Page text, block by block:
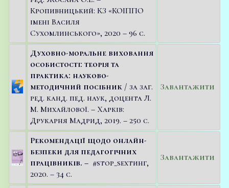
Кропивницький: КЗ «КОІППО
імені Василя
Сухомлинського», 2020 – 96 с.
Духовно-моральне виховання
особистості: теорія та
практика: науково-
методичний посібник / за заг.
ред. канд. пед. наук, доцента Л.
М. Михайлової. – Харків:
Друкарня Мадрид, 2019. – 250 с.
Завантажити
Рекомендації щодо онлайн-
безпеки для педагогічних
працівників. – #stop_sexтинг,
2020. – 34 с.
Завантажити